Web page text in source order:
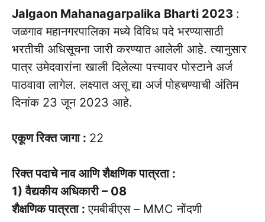
Jalgaon Mahanagarpalika Bharti 2023 :
जळगाव महानगरपालिका मध्ये विविध पदे भरण्यासाठी
भरतीची अधिसूचना जारी करण्यात आलेली आहे. त्यानुसार
पात्र उमेदवारांना खाली दिलेल्या पत्त्यावर पोस्टाने अर्ज
पाठवावा लागेल. लक्ष्यात असू द्या अर्ज पोहचण्याची अंतिम
दिनांक 23 जून 2023 आहे.
एकूण रिक्त जागा : 22
रिक्त पदाचे नाव आणि शैक्षणिक पात्रता :
1) वैद्यकीय अधिकारी – 08
शैक्षणिक पात्रता :एमबीबीएस – MMC नोंदणी